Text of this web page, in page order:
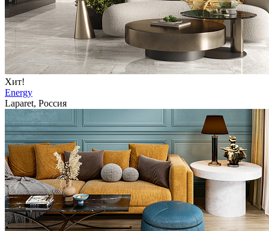
Хит!
Energy
Laparet, Россия